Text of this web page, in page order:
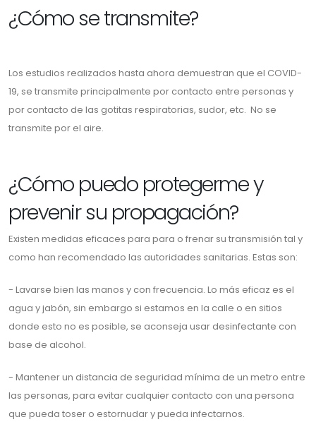
¿Cómo se transmite?
Los estudios realizados hasta ahora demuestran que el COVID-
19, se transmite principalmente por contacto entre personas y
por contacto de las gotitas respiratorias, sudor, etc. No se
transmite por el aire.
¿Cómo puedo protegerme y
prevenir su propagación?
Existen medidas eficaces para para o frenar su transmisión tal y
como han recomendado las autoridades sanitarias. Estas son:
- Lavarse bien las manos y con frecuencia. Lo más eficaz es el
agua y jabón, sin embargo si estamos en la calle o en sitios
donde esto no es posible, se aconseja usar desinfectante con
base de alcohol.
- Mantener un distancia de seguridad mínima de un metro entre
las personas, para evitar cualquier contacto con una persona
que pueda toser o estornudar y pueda infectarnos.